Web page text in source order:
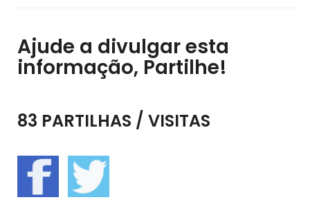
Ajude a divulgar esta
informação, Partilhe!
83 PARTILHAS / VISITAS